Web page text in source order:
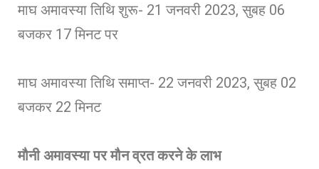
माघ अमावस्या तिथि शुरू- 21 जनवरी 2023, सुबह 06
बजकर 17 मिनट पर
माघ अमावस्या तिथि समाप्त- 22 जनवरी 2023, सुबह 02
बजकर 22 मिनट
मौनी अमावस्या पर मौन व्रत करने के लाभ